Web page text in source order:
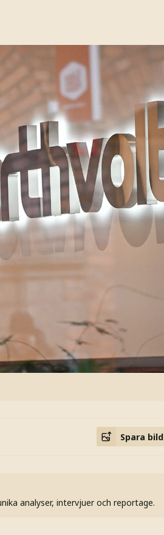
Spara bild
analyser, intervjuer och reportage.